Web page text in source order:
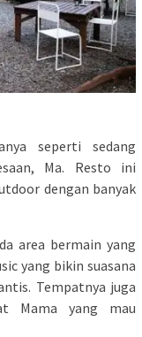
seperti sedang
Ma. Resto ini
dengan banyak
area bermain yang
yang bikin suasana
Tempatnya juga
Mama yang mau